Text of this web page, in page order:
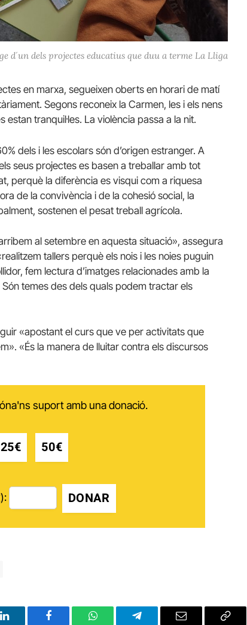
d´un dels projectes educatius que duu a terme La Lliga
en marxa, segueixen oberts en horari de matí
Segons reconeix la Carmen, les i els nens
tranquil·les. La violència passa a la nit.
dels i les escolars són d’origen estranger. A
seus projectes es basen a treballar amb tot
perquè la diferència es visqui com a riquesa
de la convivència i de la cohesió social, la
sostenen el pesat treball agrícola.
al setembre en aquesta situació», assegura
tallers perquè els nois i les noies puguin
fem lectura d’imatges relacionades amb la
temes des dels quals podem tractar els
«apostant el curs que ve per activitats que
«És la manera de lluitar contra els discursos
suport amb una donació.
25€ 50€
DONAR